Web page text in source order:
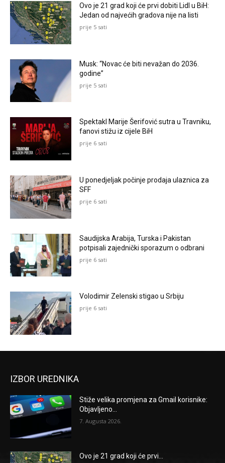
Ovo je 21 grad koji će prvi dobiti Lidl u BiH:
Jedan od najvećih gradova nije na listi
prije 5 sati
Musk: “Novac će biti nevažan do 2036.
godine”
prije 5 sati
Spektakl Marije Šerifović sutra u Travniku,
fanovi stižu iz cijele BiH
prije 6 sati
U ponedjeljak počinje prodaja ulaznica za
SFF
prije 6 sati
Saudijska Arabija, Turska i Pakistan
potpisali zajednički sporazum o odbrani
prije 6 sati
Volodimir Zelenski stigao u Srbiju
prije 6 sati
IZBOR UREDNIKA
Stiže velika promjena za Gmail korisnike:
Objavljeno...
7. Augusta 2026.
Ovo je 21 grad koji će prvi...